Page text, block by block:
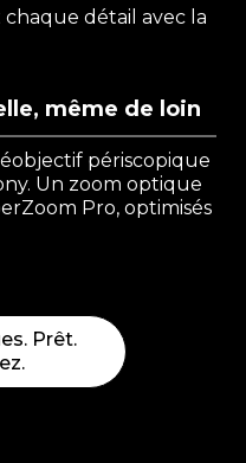
chaque détail avec la
même de loin
périscopique
Un zoom optique
Pro, optimisés
Prêt.